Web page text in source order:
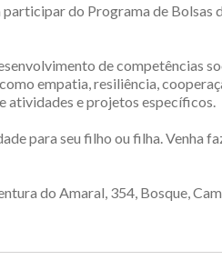
do Programa de Bolsas
de competências
empatia, resiliência,
atividades e projetos específicos.
para seu filho ou filha. Venha
do Amaral, 354, Bosque,